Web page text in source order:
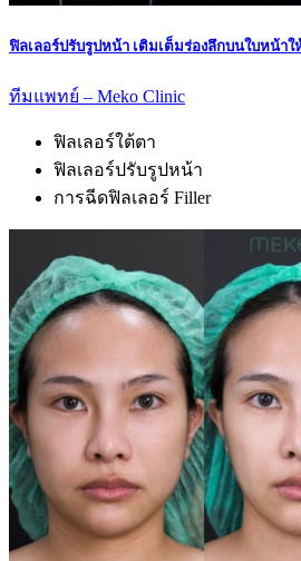
ฟิลเลอร์ปรับรูปหน้า เติมเต็มร่องลึกบนใบหน้า
ทีมแพทย์ – Meko Clinic
ฟิลเลอร์ใต้ตา
ฟิลเลอร์ปรับรูปหน้า
การฉีดฟิลเลอร์ Filler